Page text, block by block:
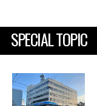
SPECIAL TOPIC